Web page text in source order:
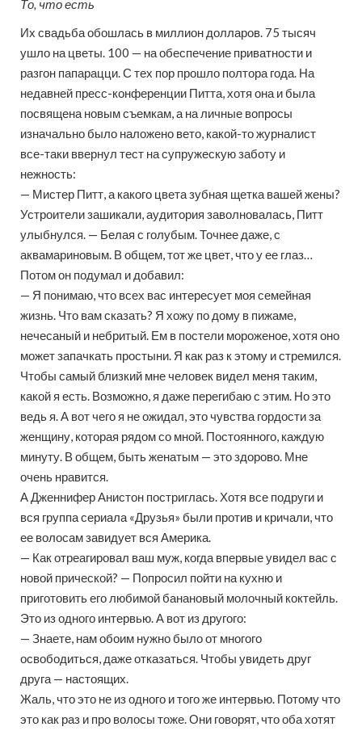
То, что есть
Их свадьба обошлась в миллион долларов. 75 тысяч
ушло на цветы. 100 — на обеспечение приватности и
разгон папарацци. С тех пор прошло полтора года. На
недавней пресс-конференции Питта, хотя она и была
посвящена новым съемкам, а на личные вопросы
изначально было наложено вето, какой-то журналист
все-таки ввернул тест на супружескую заботу и
нежность:
— Мистер Питт, а какого цвета зубная щетка вашей жены?
Устроители зашикали, аудитория заволновалась, Питт
улыбнулся. — Белая с голубым. Точнее даже, с
аквамариновым. В общем, тот же цвет, что у ее глаз…
Потом он подумал и добавил:
— Я понимаю, что всех вас интересует моя семейная
жизнь. Что вам сказать? Я хожу по дому в пижаме,
нечесаный и небритый. Ем в постели мороженое, хотя оно
может запачкать простыни. Я как раз к этому и стремился.
Чтобы самый близкий мне человек видел меня таким,
какой я есть. Возможно, я даже перегибаю с этим. Но это
ведь я. А вот чего я не ожидал, это чувства гордости за
женщину, которая рядом со мной. Постоянного, каждую
минуту. В общем, быть женатым — это здорово. Мне
очень нравится.
А Дженнифер Анистон постриглась. Хотя все подруги и
вся группа сериала «Друзья» были против и кричали, что
ее волосам завидует вся Америка.
— Как отреагировал ваш муж, когда впервые увидел вас с
новой прической? — Попросил пойти на кухню и
приготовить его любимой банановый молочный коктейль.
Это из одного интервью. А вот из другого:
— Знаете, нам обоим нужно было от многого
освободиться, даже отказаться. Чтобы увидеть друг
друга — настоящих.
Жаль, что это не из одного и того же интервью. Потому что
это как раз и про волосы тоже. Они говорят, что оба хотят